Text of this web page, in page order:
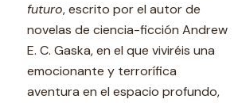
futuro, escrito por el autor de
novelas de ciencia-ficción Andrew
E. C. Gaska, en el que viviréis una
emocionante y terrorífica
aventura en el espacio profundo,